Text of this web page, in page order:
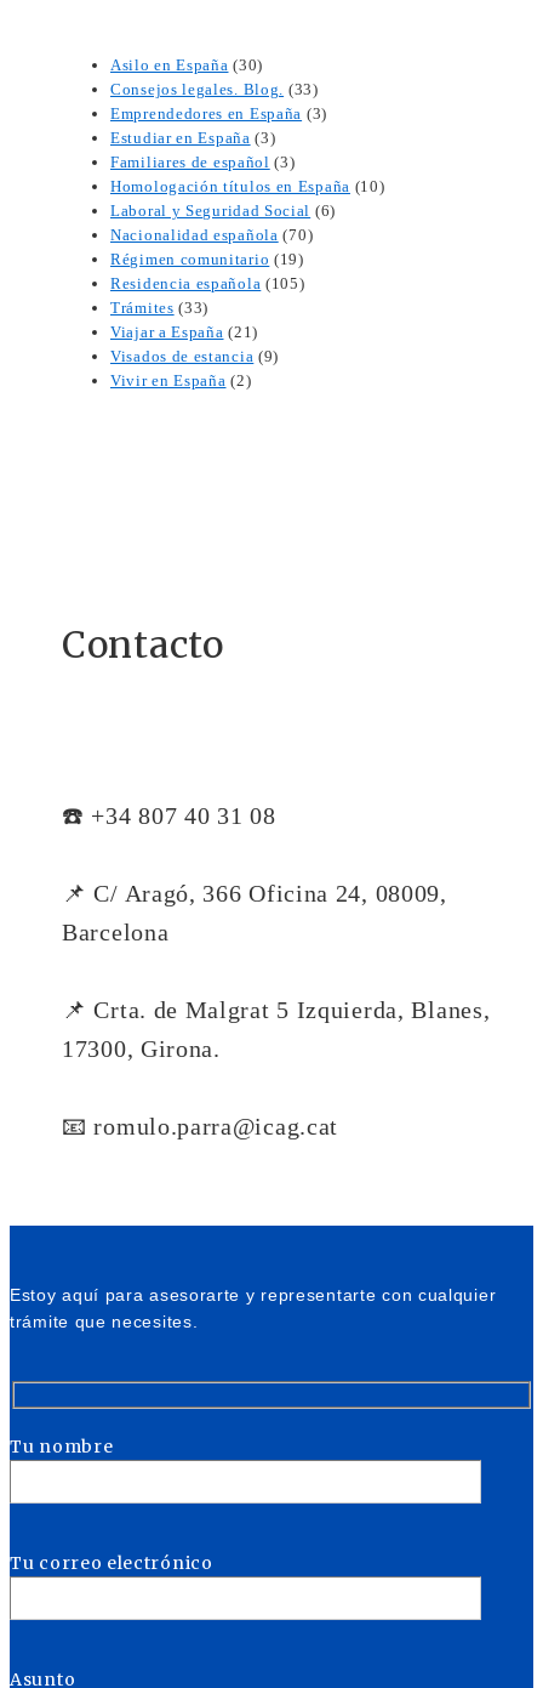
Asilo en España (30)
Consejos legales. Blog. (33)
Emprendedores en España (3)
Estudiar en España (3)
Familiares de español (3)
Homologación títulos en España (10)
Laboral y Seguridad Social (6)
Nacionalidad española (70)
Régimen comunitario (19)
Residencia española (105)
Trámites (33)
Viajar a España (21)
Visados de estancia (9)
Vivir en España (2)
Contacto
☎️ +34 807 40 31 08
📌 C/ Aragó, 366 Oficina 24, 08009,
Barcelona
📌 Crta. de Malgrat 5 Izquierda, Blanes,
17300, Girona.
📧 romulo.parra@icag.cat
Estoy aquí para asesorarte y representarte con cualquier
trámite que necesites.
Tu nombre
Tu correo electrónico
Asunto